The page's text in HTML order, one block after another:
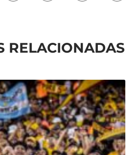
RELACIONADAS